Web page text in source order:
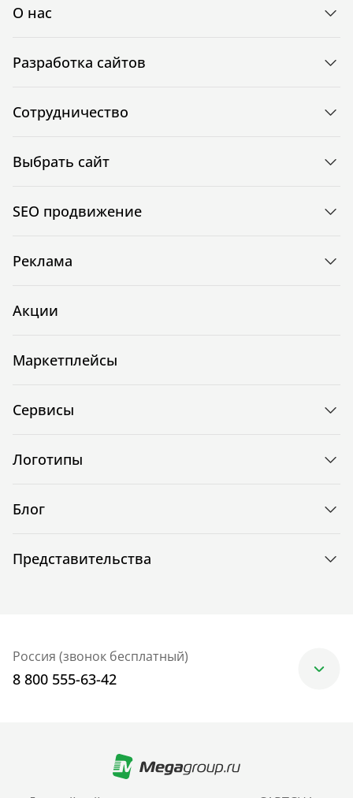
О нас
Разработка сайтов
Сотрудничество
Выбрать сайт
SEO продвижение
Реклама
Акции
Маркетплейсы
Сервисы
Логотипы
Блог
Представительства
Россия (звонок бесплатный)
8 800 555-63-42
+7 (499) 705-30-10
Санкт-Петербург